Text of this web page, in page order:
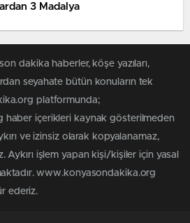
3 Madalya
dakika haberler, köşe yazıları,
seyahate bütün konuların tek
platformunda;
içerikleri kaynak gösterilmeden
ve izinsiz olarak kopyalanamaz,
Aykırı işlem yapan kişi/kişiler için yasal
www.konyasondakika.org
ederiz.